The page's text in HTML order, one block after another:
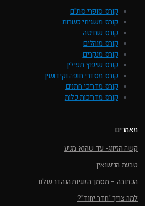
קורס סופרי סת"ם
קורס משגיחי כשרות
קורס שחיטה
קורס מוהלים
קורס מנקרים
קורס שיפוץ תפילין
קורס מסדרי חופה וקידושין
קורס מדריכי חתנים
קורס מדריכות כלות
מאמרים
קשה הזיווג- עד שהוא מגיע
טבעת הנישואין
הכתובה – מסמך הזוגיות הנהדר שלנו
למה צריך "חדר יחוד"?